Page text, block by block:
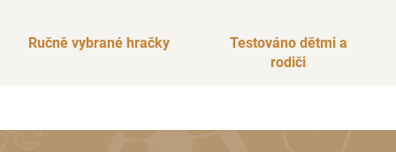
Ručně vybrané hračky
Testováno dětmi a
rodiči